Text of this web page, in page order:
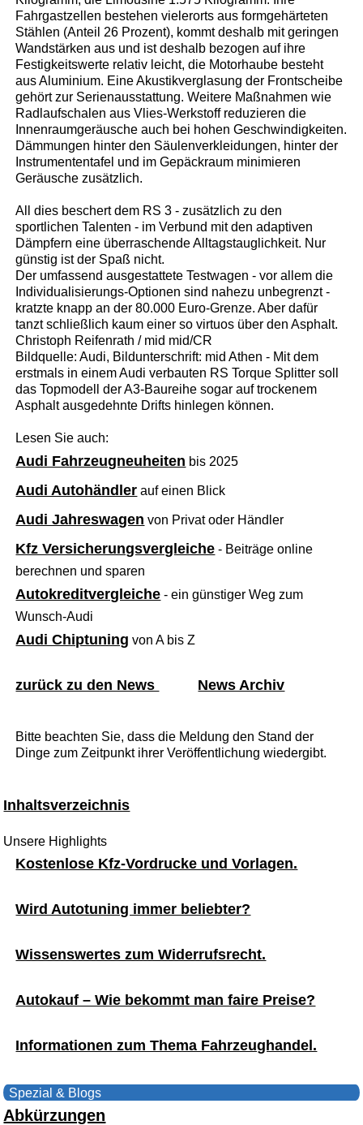
Fahrgastzellen bestehen vielerorts aus formgehärteten
Stählen (Anteil 26 Prozent), kommt deshalb mit geringen
Wandstärken aus und ist deshalb bezogen auf ihre
Festigkeitswerte relativ leicht, die Motorhaube besteht
aus Aluminium. Eine Akustikverglasung der Frontscheibe
gehört zur Serienausstattung. Weitere Maßnahmen wie
Radlaufschalen aus Vlies-Werkstoff reduzieren die
Innenraumgeräusche auch bei hohen Geschwindigkeiten.
Dämmungen hinter den Säulenverkleidungen, hinter der
Instrumententafel und im Gepäckraum minimieren
Geräusche zusätzlich.
All dies beschert dem RS 3 - zusätzlich zu den
sportlichen Talenten - im Verbund mit den adaptiven
Dämpfern eine überraschende Alltagstauglichkeit. Nur
günstig ist der Spaß nicht.
Der umfassend ausgestattete Testwagen - vor allem die
Individualisierungs-Optionen sind nahezu unbegrenzt -
kratzte knapp an der 80.000 Euro-Grenze. Aber dafür
tanzt schließlich kaum einer so virtuos über den Asphalt.
Christoph Reifenrath / mid mid/CR
Bildquelle: Audi, Bildunterschrift: mid Athen - Mit dem
erstmals in einem Audi verbauten RS Torque Splitter soll
das Topmodell der A3-Baureihe sogar auf trockenem
Asphalt ausgedehnte Drifts hinlegen können.
Lesen Sie auch:
Audi Fahrzeugneuheiten bis 2025
Audi Autohändler auf einen Blick
Audi Jahreswagen von Privat oder Händler
Kfz Versicherungsvergleiche - Beiträge online
berechnen und sparen
Autokreditvergleiche - ein günstiger Weg zum
Wunsch-Audi
Audi Chiptuning von A bis Z
zurück zu den News News Archiv
Bitte beachten Sie, dass die Meldung den Stand der
Dinge zum Zeitpunkt ihrer Veröffentlichung wiedergibt.
Inhaltsverzeichnis
Unsere Highlights
Kostenlose Kfz-Vordrucke und Vorlagen.
Wird Autotuning immer beliebter?
Wissenswertes zum Widerrufsrecht.
Autokauf – Wie bekommt man faire Preise?
Informationen zum Thema Fahrzeughandel.
Spezial & Blogs
Abkürzungen